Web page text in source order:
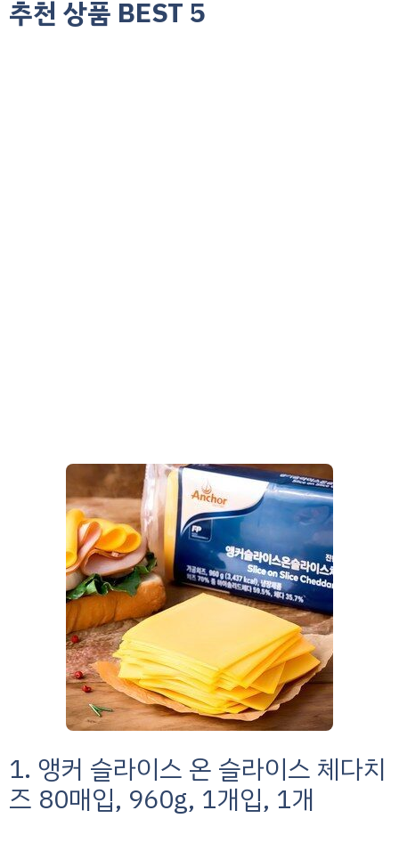
추천 상품 BEST 5
1. 앵커 슬라이스 온 슬라이스 체다치
즈 80매입, 960g, 1개입, 1개